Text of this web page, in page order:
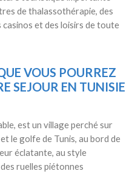
de thalassothérapie, des
casinos et des loisirs de toute
VOUS POURREZ
SEJOUR EN TUNISIE
est un village perché sur
le golfe de Tunis, au bord de
éclatante, au style
ruelles piétonnes